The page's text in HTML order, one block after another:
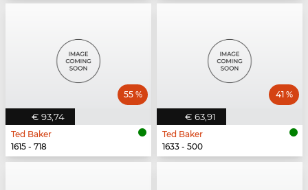
€ 93,74
55 %
Ted Baker
1615 - 718
€ 63,91
41 %
Ted Baker
1633 - 500